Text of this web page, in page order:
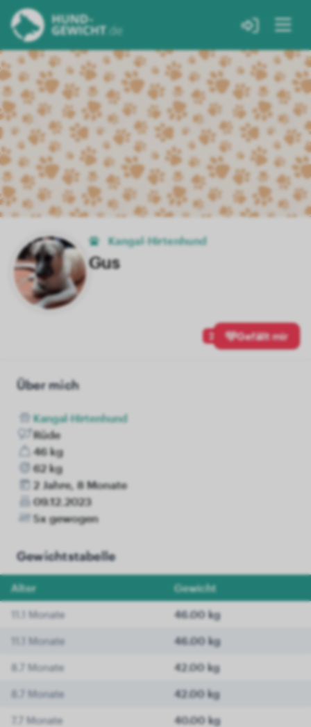
Kangal-Hirtenhund
Gus
2 Gefällt mir
Über mich
Kangal-Hirtenhund
Rüde
46 kg
62 kg
2 Jahre, 8 Monate
09.12.2023
5x gewogen
Gewichtstabelle
Alter Gewicht
11.1 Monate 46.00 kg
11.1 Monate 46.00 kg
8.7 Monate 42.00 kg
8.7 Monate 42.00 kg
7.7 Monate 40.00 kg